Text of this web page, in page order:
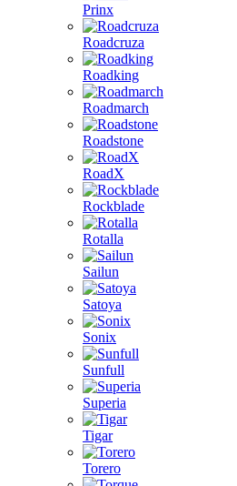
Prinx
Roadcruza
Roadking
Roadmarch
Roadstone
RoadX
Rockblade
Rotalla
Sailun
Satoya
Sonix
Sunfull
Superia
Tigar
Torero